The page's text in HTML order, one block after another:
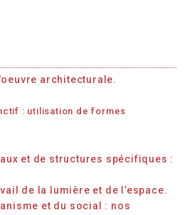
architecturale.
: utilisation de formes
et de structures spécifiques :
de la lumière et de l’espace.
et du social : nos